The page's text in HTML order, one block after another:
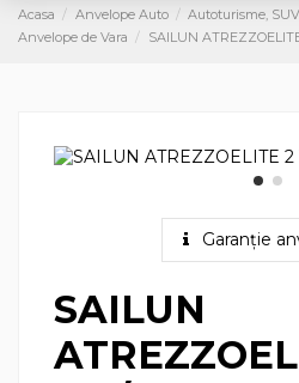
Acasa Anvelope Auto
Autoturisme,
Anvelope de Vara
SAILUN
Garanție
SAILUN